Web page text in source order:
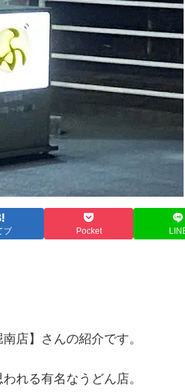
ブ Pocket
南店】さんの紹介です。
れる有名なうどん店。